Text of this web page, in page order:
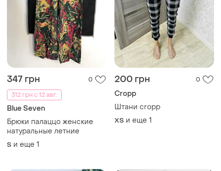
347 грн
0
312 грн с 12 авг.
Blue Seven
Брюки палаццо женские
натуральные летние
S и еще 1
200 грн 0
Cropp
Штани cropp
ХS и еще 1